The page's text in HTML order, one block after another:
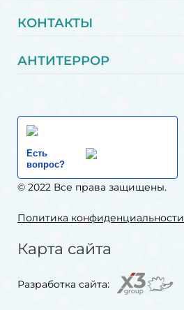
КОНТАКТЫ
АНТИТЕРРОР
Есть
вопрос?
© 2022 Все права защищены.
Политика конфиденциальности
Карта сайта
Разработка сайта: